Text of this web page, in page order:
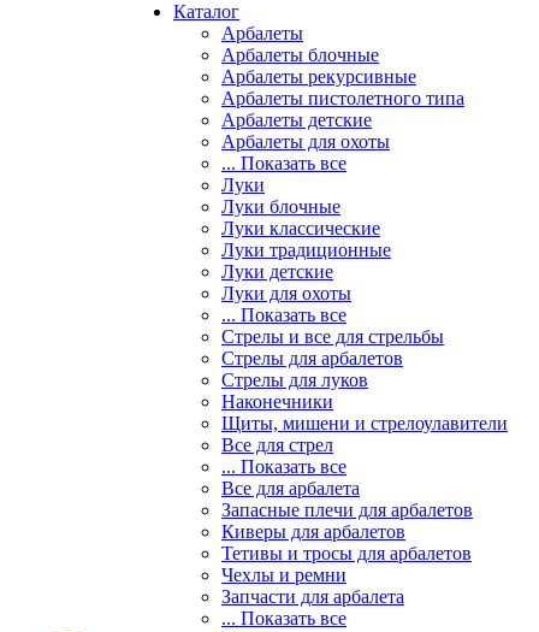
Каталог
Арбалеты
Арбалеты блочные
Арбалеты рекурсивные
Арбалеты пистолетного типа
Арбалеты детские
Арбалеты для охоты
... Показать все
Луки
Луки блочные
Луки классические
Луки традиционные
Луки детские
Луки для охоты
... Показать все
Стрелы и все для стрельбы
Стрелы для арбалетов
Стрелы для луков
Наконечники
Щиты, мишени и стрелоулавители
Все для стрел
... Показать все
Все для арбалета
Запасные плечи для арбалетов
Киверы для арбалетов
Тетивы и тросы для арбалетов
Чехлы и ремни
Запчасти для арбалета
... Показать все